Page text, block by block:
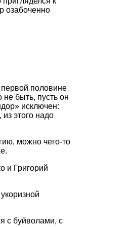
озабоченно
половине
не быть, пусть он
исключен:
этого надо
можно чего-то
и Григорий
с буйволами, с